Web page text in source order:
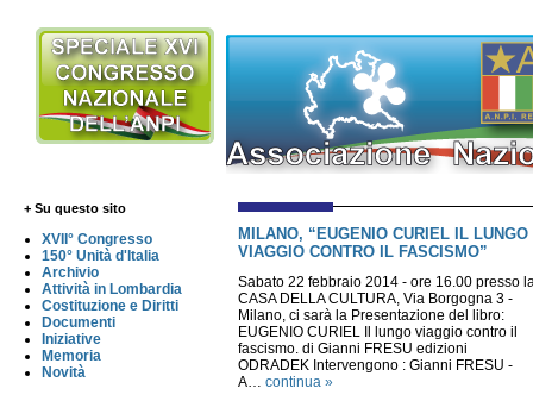
+ Su questo sito
XVII° Congresso
150° Unità d'Italia
Archivio
Attività in Lombardia
Costituzione e Diritti
Documenti
Iniziative
Memoria
Novità
MILANO, “EUGENIO CURIEL IL LUNGO
VIAGGIO CONTRO IL FASCISMO”
Sabato 22 febbraio 2014 - ore 16.00 presso
CASA DELLA CULTURA, Via Borgogna 3 -
Milano, ci sarà la Presentazione del libro:
EUGENIO CURIEL Il lungo viaggio contro il
fascismo. di Gianni FRESU edizioni
ODRADEK Intervengono : Gianni FRESU -
A… continua »